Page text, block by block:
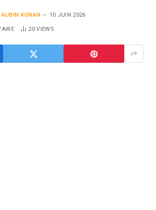
AUBIN KONAN 10 JUIN 2026
20VIEWS